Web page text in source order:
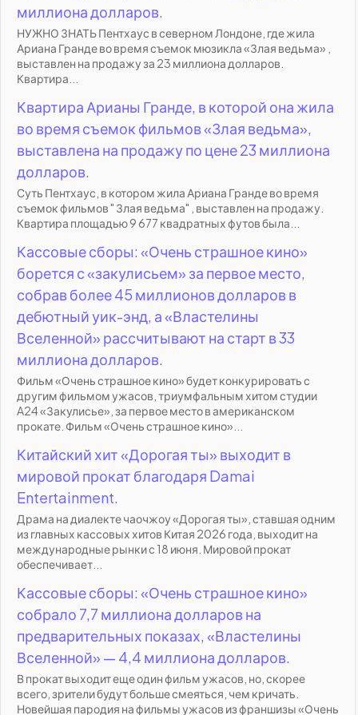
миллиона долларов.
НУЖНО ЗНАТЬ Пентхаус в северном Лондоне, где жила
Ариана Гранде во время съемок мюзикла «Злая ведьма» ,
выставлен на продажу за 23 миллиона долларов.
Квартира...
Квартира Арианы Гранде, в которой она жила
во время съемок фильмов «Злая ведьма»,
выставлена на продажу по цене 23 миллиона
долларов.
Суть Пентхаус, в котором жила Ариана Гранде во время
съемок фильмов " Злая ведьма" , выставлен на продажу.
Квартира площадью 9 677 квадратных футов была...
Кассовые сборы: «Очень страшное кино»
борется с «закулисьем» за первое место,
собрав более 45 миллионов долларов в
дебютный уик-энд, а «Властелины
Вселенной» рассчитывают на старт в 33
миллиона долларов.
Фильм «Очень страшное кино» будет конкурировать с
другим фильмом ужасов, триумфальным хитом студии
A24 «Закулисье», за первое место в американском
прокате. Фильм «Очень страшное кино»...
Китайский хит «Дорогая ты» выходит в
мировой прокат благодаря Damai
Entertainment.
Драма на диалекте чаочжоу «Дорогая ты», ставшая одним
из главных кассовых хитов Китая 2026 года, выходит на
международные рынки с 18 июня. Мировой прокат
обеспечивает...
Кассовые сборы: «Очень страшное кино»
собрало 7,7 миллиона долларов на
предварительных показах, «Властелины
Вселенной» — 4,4 миллиона долларов.
В прокат выходит еще один фильм ужасов, но, скорее
всего, зрители будут больше смеяться, чем кричать.
Новейшая пародия на фильмы ужасов из франшизы «Очень